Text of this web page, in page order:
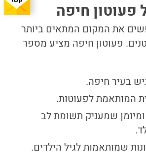
פעוטון חיפה
את המקום המתאים ביותר
פעוטון חיפה מציע מספר
בעיר חיפה.
המותאמת לפעוטות.
ומיומן שמעניק תשומת לב
שמותאמות לגיל הילדים.